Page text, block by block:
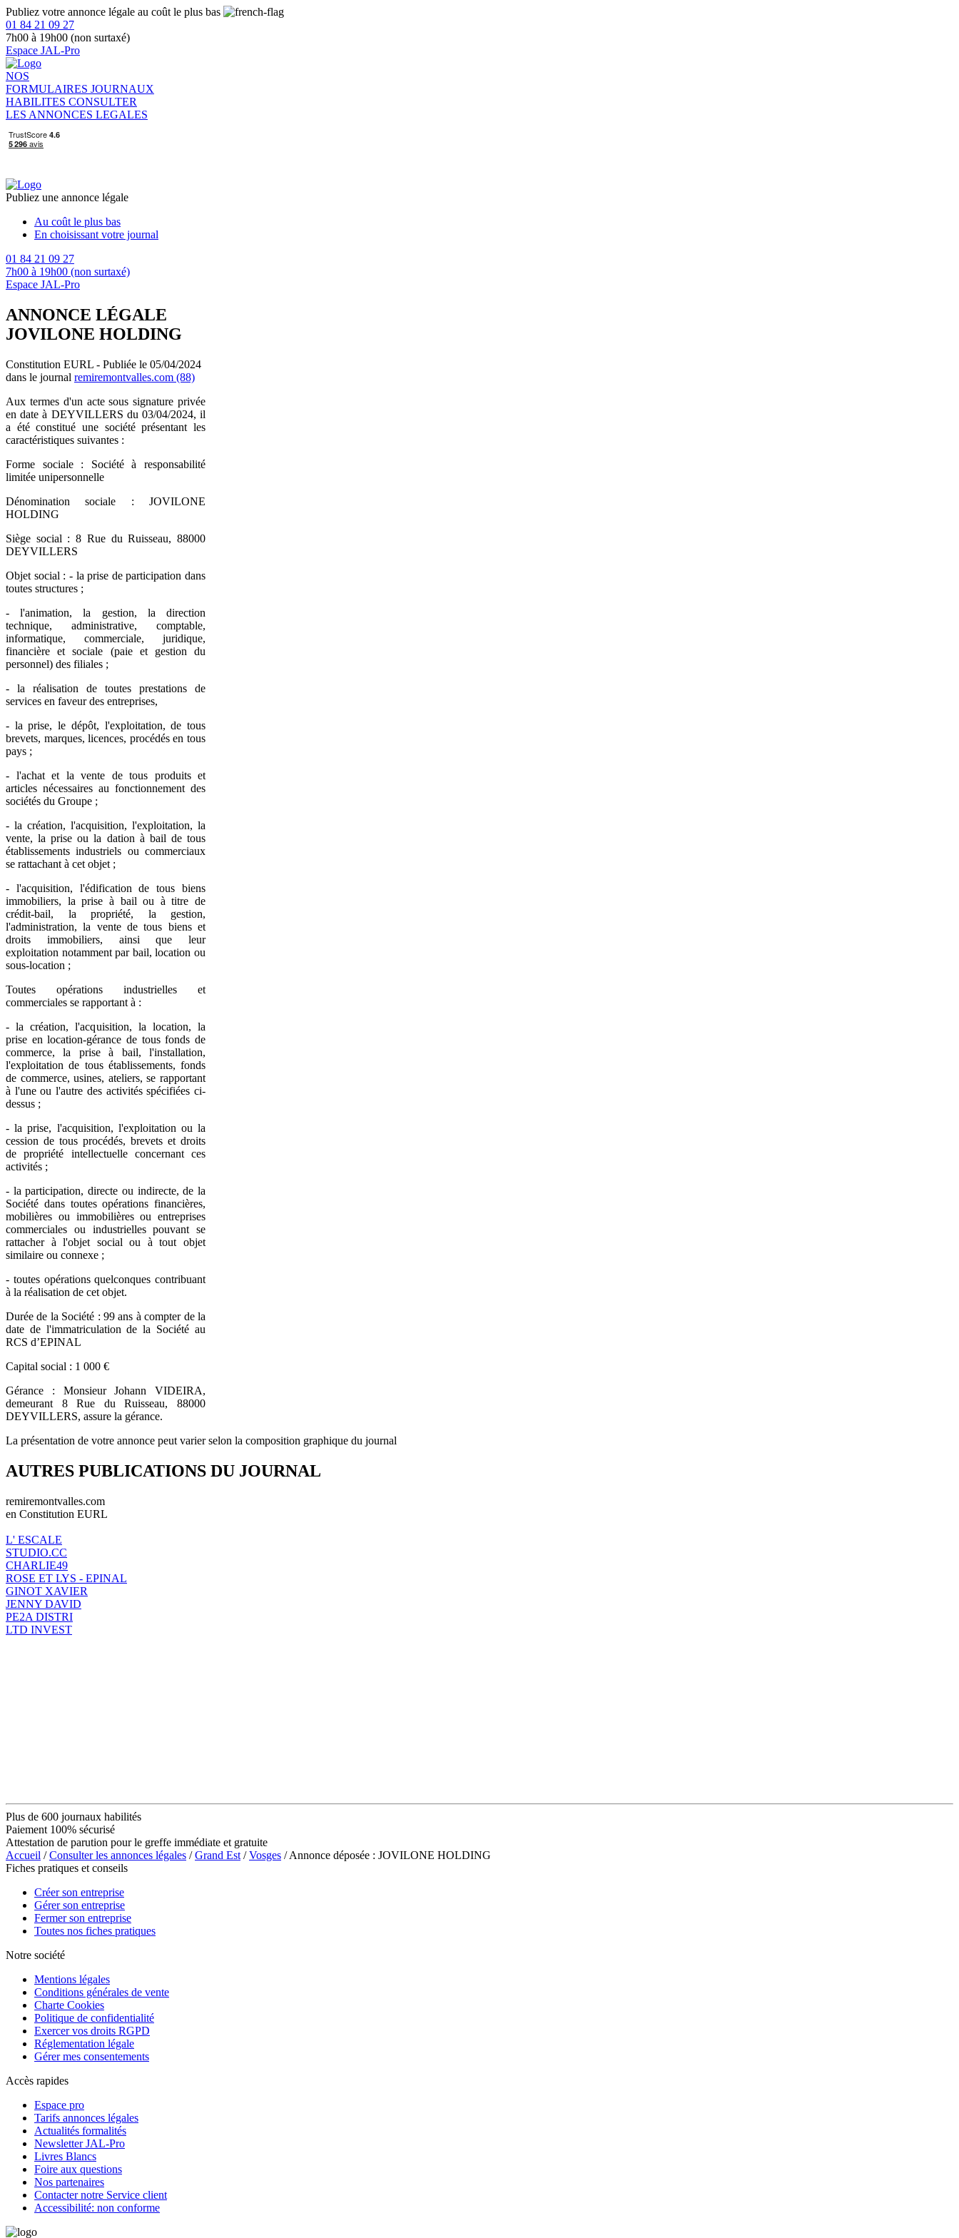
Publiez votre annonce légale au coût le plus bas
01 84 21 09 27
7h00 à 19h00 (non surtaxé)
Espace JAL-Pro
NOS
FORMULAIRES JOURNAUX
HABILITES CONSULTER
LES ANNONCES LEGALES
Publiez une annonce légale
Au coût le plus bas
En choisissant votre journal
01 84 21 09 27
7h00 à 19h00 (non surtaxé)
Espace JAL-Pro
ANNONCE LÉGALE
JOVILONE HOLDING
Constitution EURL - Publiée le 05/04/2024
dans le journal remiremontvalles.com (88)
Aux termes d'un acte sous signature privée
en date à DEYVILLERS du 03/04/2024, il
a été constitué une société présentant les
caractéristiques suivantes :
Forme sociale : Société à responsabilité
limitée unipersonnelle
Dénomination sociale : JOVILONE
HOLDING
Siège social : 8 Rue du Ruisseau, 88000
DEYVILLERS
Objet social : - la prise de participation dans
toutes structures ;
- l'animation, la gestion, la direction
technique, administrative, comptable,
informatique, commerciale, juridique,
financière et sociale (paie et gestion du
personnel) des filiales ;
- la réalisation de toutes prestations de
services en faveur des entreprises,
- la prise, le dépôt, l'exploitation, de tous
brevets, marques, licences, procédés en tous
pays ;
- l'achat et la vente de tous produits et
articles nécessaires au fonctionnement des
sociétés du Groupe ;
- la création, l'acquisition, l'exploitation, la
vente, la prise ou la dation à bail de tous
établissements industriels ou commerciaux
se rattachant à cet objet ;
- l'acquisition, l'édification de tous biens
immobiliers, la prise à bail ou à titre de
crédit-bail, la propriété, la gestion,
l'administration, la vente de tous biens et
droits immobiliers, ainsi que leur
exploitation notamment par bail, location ou
sous-location ;
Toutes opérations industrielles et
commerciales se rapportant à :
- la création, l'acquisition, la location, la
prise en location-gérance de tous fonds de
commerce, la prise à bail, l'installation,
l'exploitation de tous établissements, fonds
de commerce, usines, ateliers, se rapportant
à l'une ou l'autre des activités spécifiées ci-
dessus ;
- la prise, l'acquisition, l'exploitation ou la
cession de tous procédés, brevets et droits
de propriété intellectuelle concernant ces
activités ;
- la participation, directe ou indirecte, de la
Société dans toutes opérations financières,
mobilières ou immobilières ou entreprises
commerciales ou industrielles pouvant se
rattacher à l'objet social ou à tout objet
similaire ou connexe ;
- toutes opérations quelconques contribuant
à la réalisation de cet objet.
Durée de la Société : 99 ans à compter de la
date de l'immatriculation de la Société au
RCS d’EPINAL
Capital social : 1 000 €
Gérance : Monsieur Johann VIDEIRA,
demeurant 8 Rue du Ruisseau, 88000
DEYVILLERS, assure la gérance.
La présentation de votre annonce peut varier selon la composition graphique du journal
AUTRES PUBLICATIONS DU JOURNAL
remiremontvalles.com
en Constitution EURL
L' ESCALE
STUDIO.CC
CHARLIE49
ROSE ET LYS - EPINAL
GINOT XAVIER
JENNY DAVID
PE2A DISTRI
LTD INVEST
Plus de 600 journaux habilités
Paiement 100% sécurisé
Attestation de parution pour le greffe immédiate et gratuite
Accueil /Consulter les annonces légales /Grand Est /Vosges / Annonce déposée : JOVILONE HOLDING
Fiches pratiques et conseils
Créer son entreprise
Gérer son entreprise
Fermer son entreprise
Toutes nos fiches pratiques
Notre société
Mentions légales
Conditions générales de vente
Charte Cookies
Politique de confidentialité
Exercer vos droits RGPD
Réglementation légale
Gérer mes consentements
Accès rapides
Espace pro
Tarifs annonces légales
Actualités formalités
Newsletter JAL-Pro
Livres Blancs
Foire aux questions
Nos partenaires
Contacter notre Service client
Accessibilité: non conforme